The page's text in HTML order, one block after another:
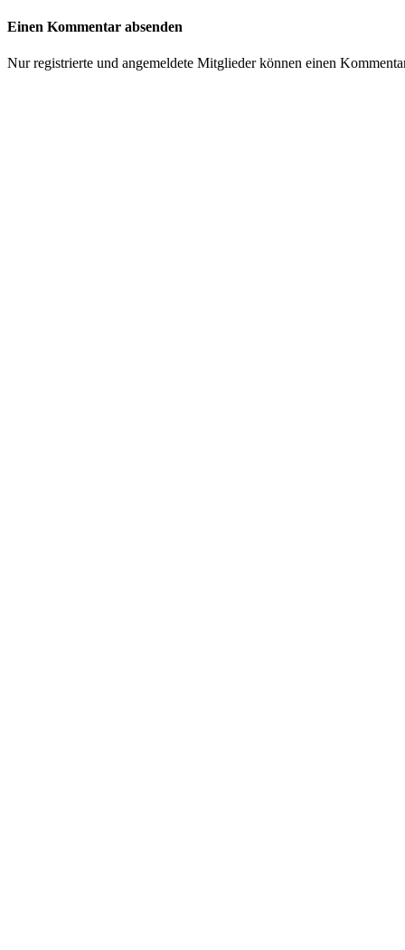
Einen Kommentar absenden
Nur registrierte und angemeldete Mitglieder können einen